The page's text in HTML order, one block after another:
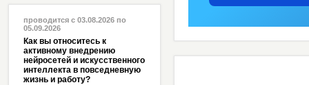
проводится с 03.08.2026 по
05.09.2026
Как вы относитесь к
активному внедрению
нейросетей и искусственного
интеллекта в повседневную
жизнь и работу?